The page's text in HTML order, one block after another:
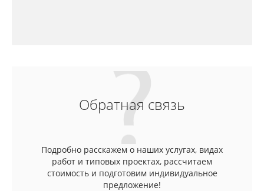
Обратная связь
Подробно расскажем о наших услугах, видах
работ и типовых проектах, рассчитаем
стоимость и подготовим индивидуальное
предложение!